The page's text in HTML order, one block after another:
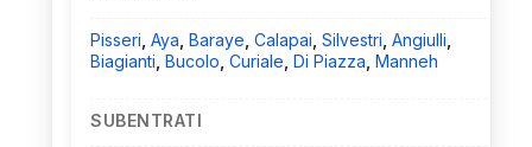
Pisseri Aya Baraye Calapai Silvestri Angiulli
Biagianti Bucolo Curiale Di Piazza Manneh
SUBENTRATI